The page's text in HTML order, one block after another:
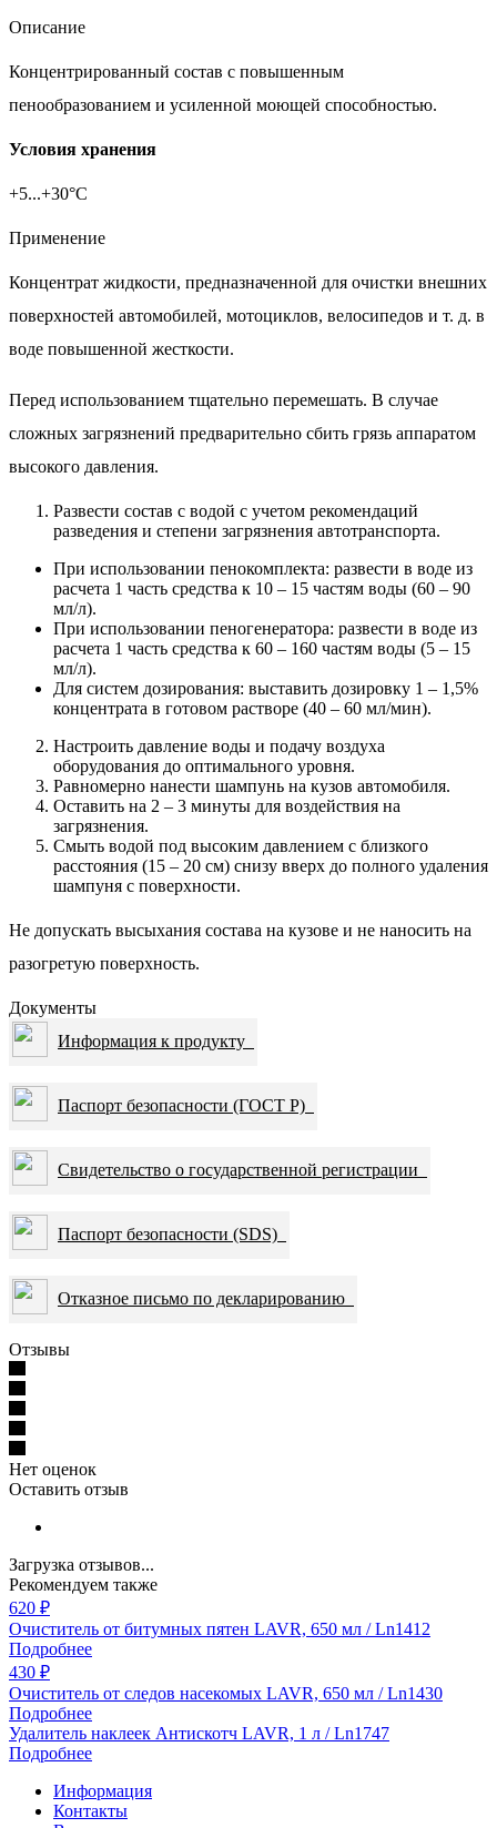
Описание
Концентрированный состав с повышенным
пенообразованием и усиленной моющей способностью.
Условия хранения
+5...+30°С
Применение
Концентрат жидкости, предназначенной для очистки внешних
поверхностей автомобилей, мотоциклов, велосипедов и т. д. в
воде повышенной жесткости.
Перед использованием тщательно перемешать. В случае
сложных загрязнений предварительно сбить грязь аппаратом
высокого давления.
Развести состав с водой с учетом рекомендаций
разведения и степени загрязнения автотранспорта.
При использовании пенокомплекта: развести в воде из
расчета 1 часть средства к 10 – 15 частям воды (60 – 90
мл/л).
При использовании пеногенератора: развести в воде из
расчета 1 часть средства к 60 – 160 частям воды (5 – 15
мл/л).
Для систем дозирования: выставить дозировку 1 – 1,5%
концентрата в готовом растворе (40 – 60 мл/мин).
Настроить давление воды и подачу воздуха
оборудования до оптимального уровня.
Равномерно нанести шампунь на кузов автомобиля.
Оставить на 2 – 3 минуты для воздействия на
загрязнения.
Смыть водой под высоким давлением с близкого
расстояния (15 – 20 см) снизу вверх до полного удаления
шампуня с поверхности.
Не допускать высыхания состава на кузове и не наносить на
разогретую поверхность.
Документы
Информация к продукту
Паспорт безопасности (ГОСТ Р)
Свидетельство о государственной регистрации
Паспорт безопасности (SDS)
Отказное письмо по декларированию
Отзывы
Нет оценок
Оставить отзыв
Загрузка отзывов...
Рекомендуем также
620 ₽
Очиститель от битумных пятен LAVR, 650 мл / Ln1412
Подробнее
430 ₽
Очиститель от следов насекомых LAVR, 650 мл / Ln1430
Подробнее
Удалитель наклеек Антискотч LAVR, 1 л / Ln1747
Подробнее
Информация
Контакты